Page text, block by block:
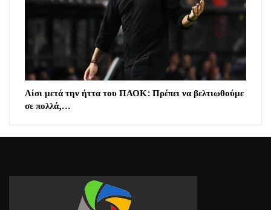
Λίσι μετά την ήττα του ΠΑΟΚ: Πρέπει να βελτιωθούμε
σε πολλά,…